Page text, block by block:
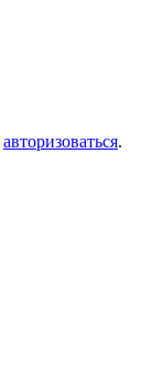
авторизоваться.